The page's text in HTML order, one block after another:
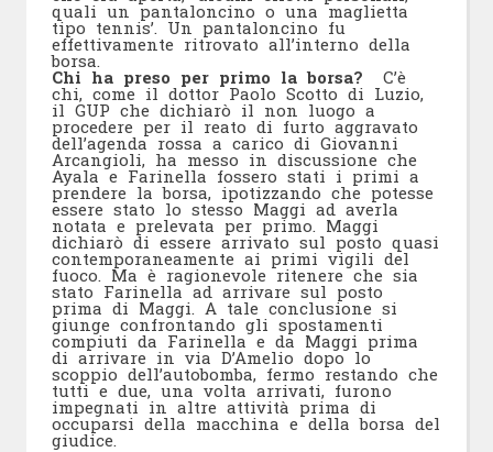
quali un pantaloncino o una maglietta
tipo tennis’. Un pantaloncino fu
effettivamente ritrovato all’interno della
borsa.
Chi ha preso per primo la borsa? C’è
chi, come il dottor Paolo Scotto di Luzio,
il GUP che dichiarò il non luogo a
procedere per il reato di furto aggravato
dell’agenda rossa a carico di Giovanni
Arcangioli, ha messo in discussione che
Ayala e Farinella fossero stati i primi a
prendere la borsa, ipotizzando che potesse
essere stato lo stesso Maggi ad averla
notata e prelevata per primo. Maggi
dichiarò di essere arrivato sul posto quasi
contemporaneamente ai primi vigili del
fuoco. Ma è ragionevole ritenere che sia
stato Farinella ad arrivare sul posto
prima di Maggi. A tale conclusione si
giunge confrontando gli spostamenti
compiuti da Farinella e da Maggi prima
di arrivare in via D’Amelio dopo lo
scoppio dell’autobomba, fermo restando che
tutti e due, una volta arrivati, furono
impegnati in altre attività prima di
occuparsi della macchina e della borsa del
giudice.